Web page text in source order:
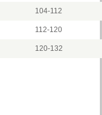
104-112
112-120
120-132